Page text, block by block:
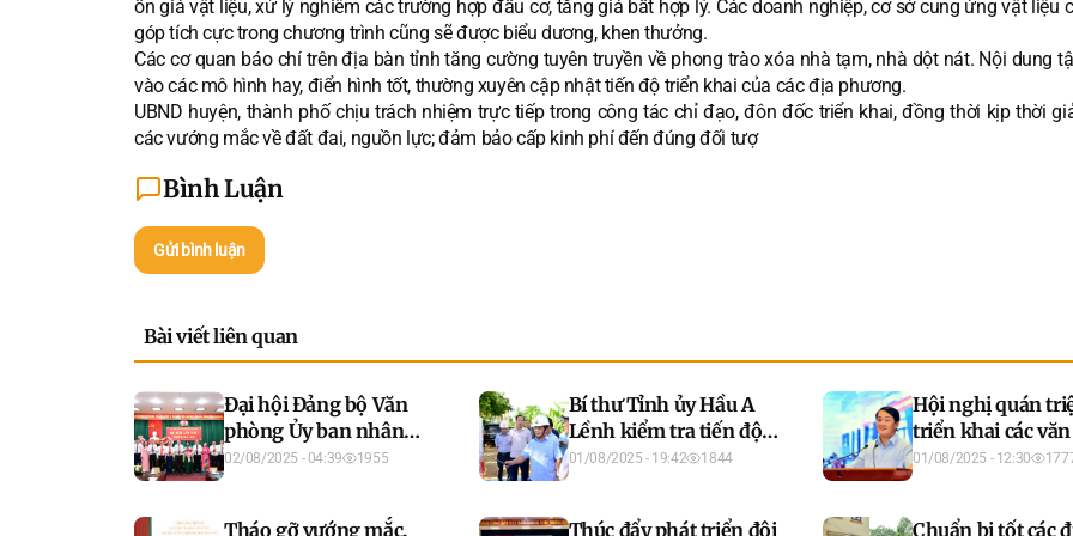
ổn giá vật liệu, xử lý nghiêm các trường hợp đầu cơ, tăng giá bất hợp lý. Các doanh nghiệp, cơ sở cung ứng vật liệu
góp tích cực trong chương trình cũng sẽ được biểu dương, khen thưởng.
Các cơ quan báo chí trên địa bàn tỉnh tăng cường tuyên truyền về phong trào xóa nhà tạm, nhà dột nát. Nội dung
vào các mô hình hay, điển hình tốt, thường xuyên cập nhật tiến độ triển khai của các địa phương.
UBND huyện, thành phố chịu trách nhiệm trực tiếp trong công tác chỉ đạo, đôn đốc triển khai, đồng thời kịp thời
các vướng mắc về đất đai, nguồn lực; đảm bảo cấp kinh phí đến đúng đối tượ
Bình Luận
Gửi bình luận
Bài viết liên quan
Đại hội Đảng bộ Văn
phòng Ủy ban nhân
dân tỉnh lần thứ I,
02/08/2025 - 04:39 1955
Bí thư Tỉnh ủy Hầu A
Lềnh kiểm tra tiến độ
thực hiện một số dự án
tại Tân Trào
01/08/2025 - 19:42 1844
Hội nghị quán
triển khai các
mới của Trung
01/08/2025 - 12:30
Tháo gỡ vướng mắc, Thúc đẩy phát triển đội Chuẩn bị tốt các